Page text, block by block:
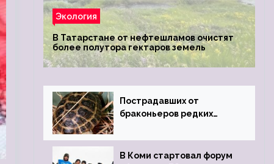
Экология
В Татарстане от нефтешламов очистят
более полутора гектаров земель
Пострадавших от
браконьеров редких
Ростовский зоопарк
В Коми стартовал форум